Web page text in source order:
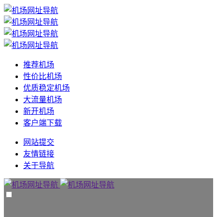
推荐机场
性价比机场
优质稳定机场
大流量机场
新开机场
客户端下载
网站提交
友情链接
关于导航